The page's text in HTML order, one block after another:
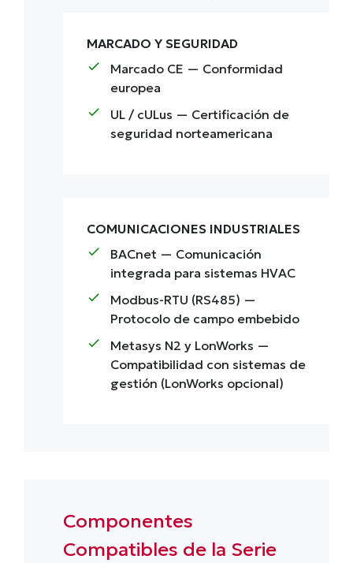
MARCADO Y SEGURIDAD
check Marcado CE — Conformidad
europea
check UL / cULus — Certificación de
seguridad norteamericana
COMUNICACIONES INDUSTRIALES
check BACnet — Comunicación
integrada para sistemas HVAC
check Modbus-RTU (RS485) —
Protocolo de campo embebido
check Metasys N2 y LonWorks —
Compatibilidad con sistemas de
gestión (LonWorks opcional)
Componentes
Compatibles de la Serie